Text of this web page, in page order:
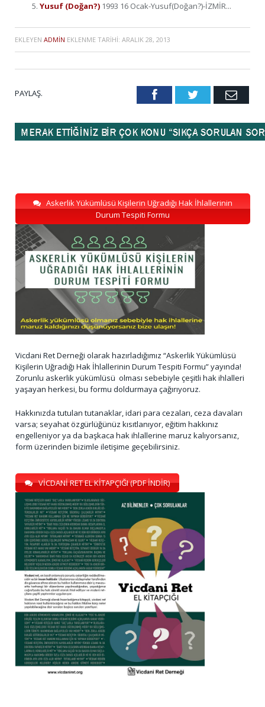
Yusuf (Doğan?) 1993 16 Ocak-Yusuf(Doğan?)-İZMİR...
EKLEYEN ADMIN EKLENME TARIHI: ARALIK 28, 2013
PAYLAŞ. FacebookTwitter Email
Askerlik Yükümlüsü Kişilerin Uğradığı Hak İhlallerinin
Durum Tespiti Formu
Vicdani Ret Derneği olarak hazırladığımız “Askerlik Yükümlüsü
Kişilerin Uğradığı Hak İhlallerinin Durum Tespiti Formu” yayında!
Zorunlu askerlik yükümlüsü olması sebebiyle çeşitli hak ihlalleri
yaşayan herkesi, bu formu doldurmaya çağırıyoruz.
Hakkınızda tutulan tutanaklar, idari para cezaları, ceza davaları
varsa; seyahat özgürlüğünüz kısıtlanıyor, eğitim hakkınız
engelleniyor ya da başkaca hak ihlallerine maruz kalıyorsanız,
form üzerinden bizimle iletişime geçebilirsiniz.
VİCDANİ RET EL KİTAPÇIĞI (PDF İNDİR)